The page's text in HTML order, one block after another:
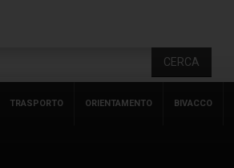
CERCA
TRASPORTO ORIENTAMENTO BIVACCO